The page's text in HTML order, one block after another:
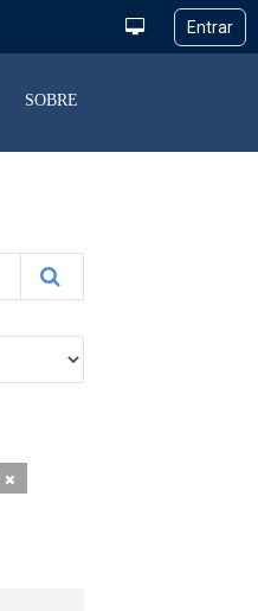
SOBRE